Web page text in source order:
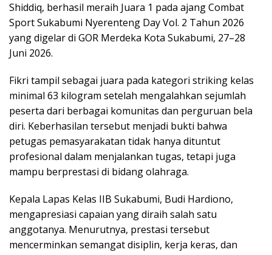
Shiddiq, berhasil meraih Juara 1 pada ajang Combat
Sport Sukabumi Nyerenteng Day Vol. 2 Tahun 2026
yang digelar di GOR Merdeka Kota Sukabumi, 27–28
Juni 2026.
Fikri tampil sebagai juara pada kategori striking kelas
minimal 63 kilogram setelah mengalahkan sejumlah
peserta dari berbagai komunitas dan perguruan bela
diri. Keberhasilan tersebut menjadi bukti bahwa
petugas pemasyarakatan tidak hanya dituntut
profesional dalam menjalankan tugas, tetapi juga
mampu berprestasi di bidang olahraga.
Kepala Lapas Kelas IIB Sukabumi, Budi Hardiono,
mengapresiasi capaian yang diraih salah satu
anggotanya. Menurutnya, prestasi tersebut
mencerminkan semangat disiplin, kerja keras, dan